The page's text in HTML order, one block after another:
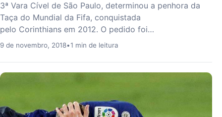
3ª Vara Cível de São Paulo, determinou a penhora da
Taça do Mundial da Fifa, conquistada
pelo Corinthians em 2012. O pedido foi…
9 de novembro, 2018•1 min de leitura